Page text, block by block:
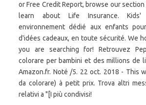
or Free Credit Report, browse our
learn about Life Insurance.
environnement dédié aux enfants
d'idées cadeaux, en toute sécurité. We
you are searching for! Retrouvez
colorare per bambini et des millions de
Amazon.fr. Noté /5. 22 oct. 2018 - This
da colorare) à petit prix. Trova altri
relativi a "[I più condivisi!